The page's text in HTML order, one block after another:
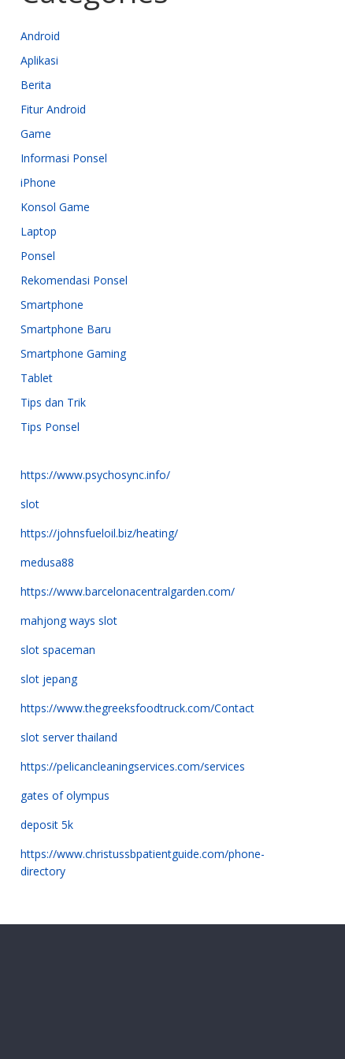
Android
Aplikasi
Berita
Fitur Android
Game
Informasi Ponsel
iPhone
Konsol Game
Laptop
Ponsel
Rekomendasi Ponsel
Smartphone
Smartphone Baru
Smartphone Gaming
Tablet
Tips dan Trik
Tips Ponsel
https://www.psychosync.info/
slot
https://johnsfueloil.biz/heating/
medusa88
https://www.barcelonacentralgarden.com/
mahjong ways slot
slot spaceman
slot jepang
https://www.thegreeksfoodtruck.com/Contact
slot server thailand
https://pelicancleaningservices.com/services
gates of olympus
deposit 5k
https://www.christussbpatientguide.com/phone-
directory